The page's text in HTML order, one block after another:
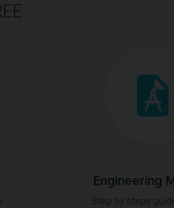
Engineering